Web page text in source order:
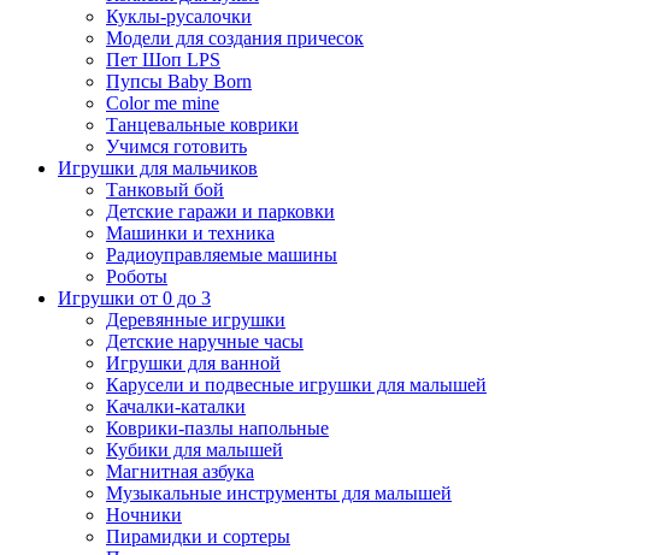
Куклы-русалочки
Модели для создания причесок
Пет Шоп LPS
Пупсы Baby Born
Сolor me mine
Танцевальные коврики
Учимся готовить
Игрушки для мальчиков
Танковый бой
Детские гаражи и парковки
Машинки и техника
Радиоуправляемые машины
Роботы
Игрушки от 0 до 3
Деревянные игрушки
Детские наручные часы
Игрушки для ванной
Карусели и подвесные игрушки для малышей
Качалки-каталки
Коврики-пазлы напольные
Кубики для малышей
Магнитная азбука
Музыкальные инструменты для малышей
Ночники
Пирамидки и сортеры